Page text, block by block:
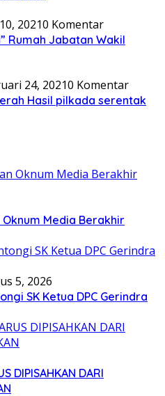
20210 Komentar
Rumah Jabatan Wakil
24, 20210 Komentar
Hasil pilkada serentak
Oknum Media Berakhir
5, 2026
SK Ketua DPC Gerindra
DIPISAHKAN DARI